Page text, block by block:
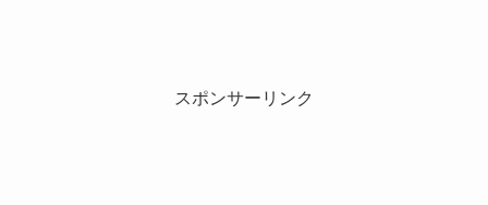
スポンサーリンク